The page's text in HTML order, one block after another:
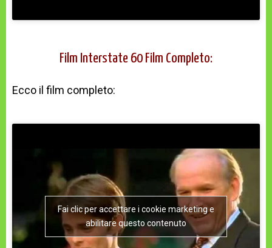
Film Interstate 60 Film Completo:
Ecco il film completo:
Fai clic per accettare i cookie marketing e
abilitare questo contenuto